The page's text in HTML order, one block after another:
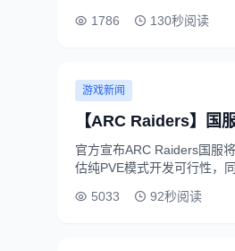
1786
130秒阅读
游戏新闻
【ARC Raiders】国
官方宣布ARC Raiders国服
估纯PVE模式开发可行性，
5033
92秒阅读